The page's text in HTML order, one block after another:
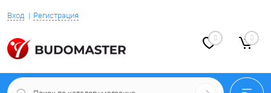
Вход Регистрация
0 0